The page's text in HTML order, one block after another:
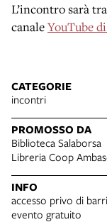
L’incontro sarà
canaleYouTube
CATEGORIE
incontri
PROMOSSO DA
Biblioteca Salaborsa
Libreria Coop
INFO
accesso privo di
evento gratuito